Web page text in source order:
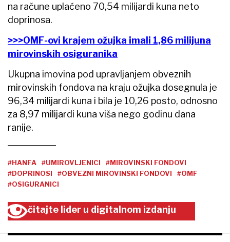
na račune uplaćeno 70,54 milijardi kuna neto
doprinosa.
>>>OMF-ovi krajem ožujka imali 1,86 milijuna
mirovinskih osiguranika
Ukupna imovina pod upravljanjem obveznih
mirovinskih fondova na kraju ožujka dosegnula je
96,34 milijardi kuna i bila je 10,26 posto, odnosno
za 8,97 milijardi kuna viša nego godinu dana
ranije.
#HANFA #UMIROVLJENICI
#MIROVINSKI FONDOVI
#DOPRINOSI
#OBVEZNI MIROVINSKI FONDOVI
#OMF
#OSIGURANICI
čitajte lider u digitalnom izdanju